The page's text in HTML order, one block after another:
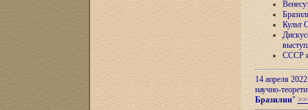
Культ
СССР и
14 апреля
научно-
Бразилии"